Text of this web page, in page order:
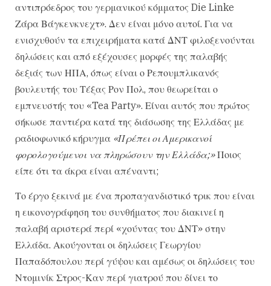
αντιπρόεδρος του γερμανικού κόμματος Die Linke
Ζάρα Βάγκενκνεχτ». Δεν είναι μόνο αυτοί. Για να
ενισχυθούν τα επιχειρήματα κατά ΔΝΤ φιλοξενούνται
δηλώσεις και από εξέχουσες μορφές της παλαβής
δεξιάς των ΗΠΑ, όπως είναι ο Ρεπουμπλικανός
βουλευτής του Τέξας Ρον Πολ, που θεωρείται ο
εμπνευστής του «Tea Party». Είναι αυτός που πρώτος
σήκωσε παντιέρα κατά της διάσωσης της Ελλάδας με
ραδιοφωνικό κήρυγμα «Πρέπει οι Αμερικανοί
φορολογούμενοι να πληρώσουν την Ελλάδα;»Ποιος
είπε ότι τα άκρα είναι απέναντι;
Το έργο ξεκινά με ένα προπαγανδιστικό τρικ που είναι
η εικονογράφηση του συνθήματος που διακινεί η
παλαβή αριστερά περί «χούντας του ΔΝΤ» στην
Ελλάδα. Ακούγονται οι δηλώσεις Γεωργίου
Παπαδόπουλου περί γύψου και αμέσως οι δηλώσεις του
Ντομινίκ Στρος-Καν περί γιατρού που δίνει το